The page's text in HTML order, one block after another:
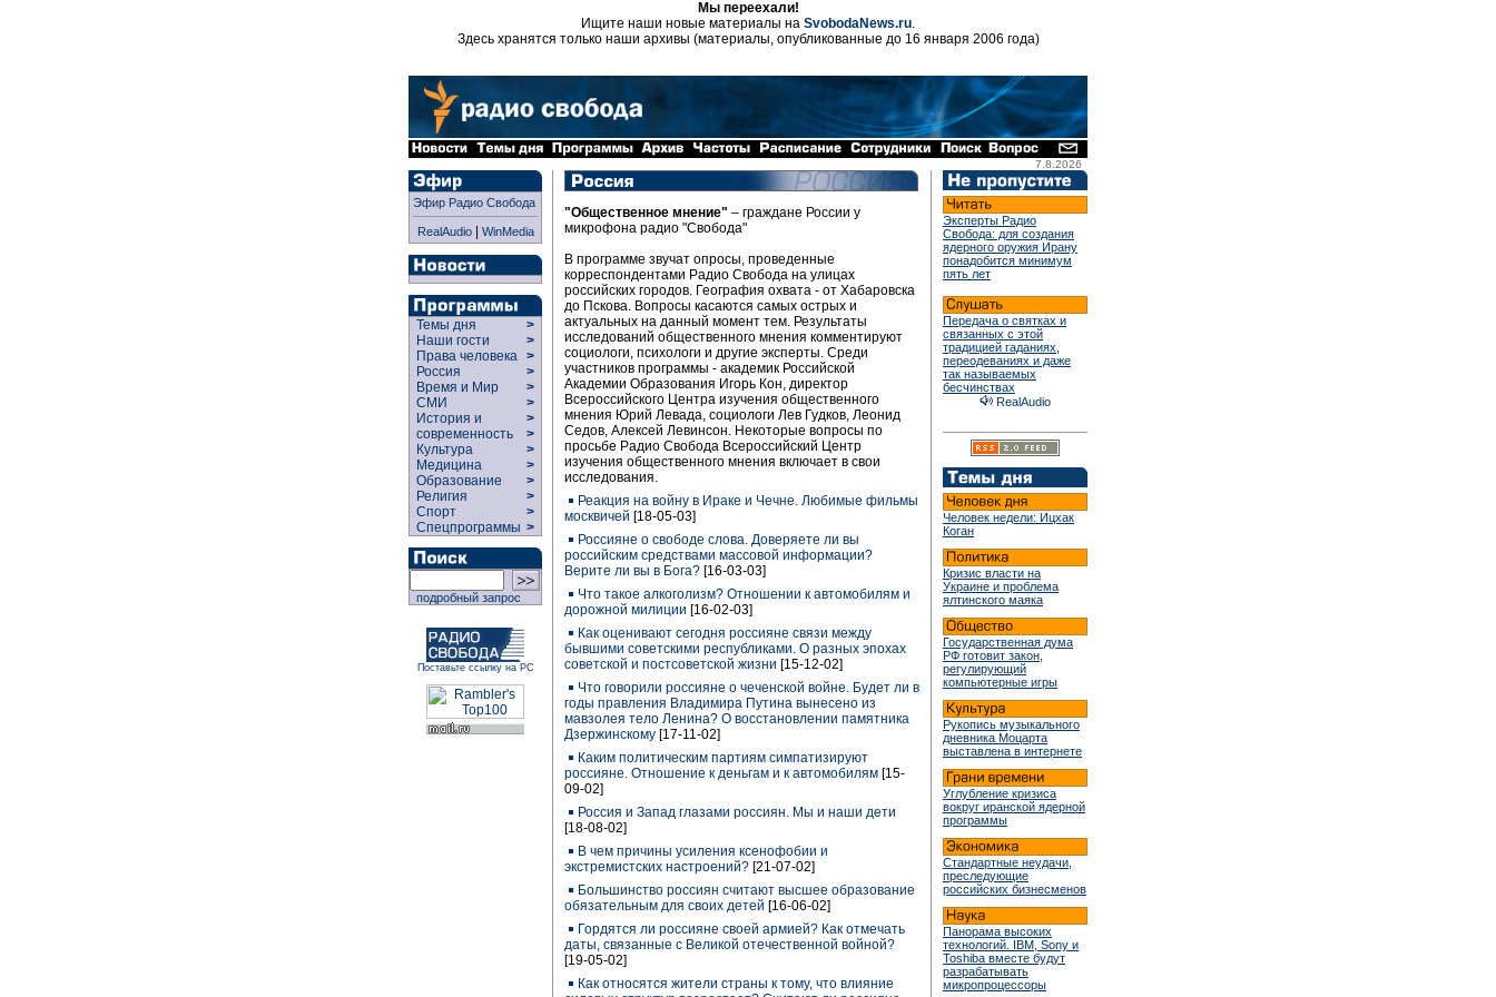
Мы переехали!
Ищите наши новые материалы на SvobodaNews.ru.
Здесь хранятся только наши архивы (материалы, опубликованные до 16 января 2006 года)
7.8.2026
Эфир Радио Свобода
RealAudio| WinMedia
Темы дня
>
Наши гости
>
Права человека >
Россия
>
Время и Мир
>
СМИ
>
История и
современность
>
>
Культура
>
Медицина
>
Образование
>
Религия
>
Спорт
>
Спецпрограммы >
подробный запрос
Поставьте ссылку на РС
"Общественное мнение" – граждане России у
микрофона радио "Свобода"
В программе звучат опросы, проведенные
корреспондентами Радио Свобода на улицах
российских городов. География охвата - от Хабаровска
до Пскова. Вопросы касаются самых острых и
актуальных на данный момент тем. Результаты
исследований общественного мнения комментируют
социологи, психологи и другие эксперты. Среди
участников программы - академик Российской
Академии Образования Игорь Кон, директор
Всероссийского Центра изучения общественного
мнения Юрий Левада, социологи Лев Гудков, Леонид
Седов, Алексей Левинсон. Некоторые вопросы по
просьбе Радио Свобода Всероссийский Центр
изучения общественного мнения включает в свои
исследования.
Реакция на войну в Ираке и Чечне. Любимые фильмы
москвичей [18-05-03]
Россияне о свободе слова. Доверяете ли вы
российским средствами массовой информации?
Верите ли вы в Бога? [16-03-03]
Что такое алкоголизм? Отношении к автомобилям и
дорожной милиции [16-02-03]
Как оценивают сегодня россияне связи между
бывшими советскими республиками. О разных эпохах
советской и постсоветской жизни [15-12-02]
Что говорили россияне о чеченской войне. Будет ли в
годы правления Владимира Путина вынесено из
мавзолея тело Ленина? О восстановлении памятника
Дзержинскому [17-11-02]
Каким политическим партиям симпатизируют
россияне. Отношение к деньгам и к автомобилям [15-
09-02]
Россия и Запад глазами россиян. Мы и наши дети
[18-08-02]
В чем причины усиления ксенофобии и
экстремистских настроений? [21-07-02]
Большинство россиян считают высшее образование
обязательным для своих детей [16-06-02]
Гордятся ли россияне своей армией? Как отмечать
даты, связанные с Великой отечественной войной?
[19-05-02]
Как относятся жители страны к тому, что влияние
Эксперты Радио
Свобода: для создания
ядерного оружия Ирану
понадобится минимум
пять лет
Передача о святках и
связанных с этой
традицией гаданиях,
переодеваниях и даже
так называемых
бесчинствах
RealAudio
Человек недели: Ицхак
Коган
Кризис власти на
Украине и проблема
ялтинского маяка
Государственная дума
РФ готовит закон,
регулирующий
компьютерные игры
Рукопись музыкального
дневника Моцарта
выставлена в интернете
Углубление кризиса
вокруг иранской ядерной
программы
Стандартные неудачи,
преследующие
российских бизнесменов
Панорама высоких
технологий. IBM, Sony и
Toshiba вместе будут
разрабатывать
микропроцессоры